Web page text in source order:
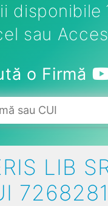
disponibile
sau Acces
o Firmă
LIB
7268281